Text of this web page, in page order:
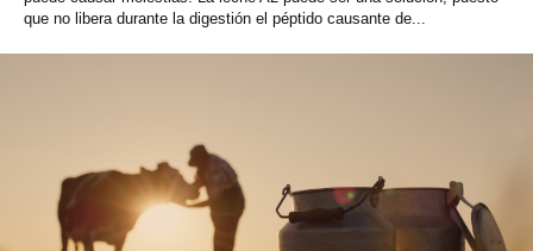
que no libera durante la digestión el péptido causante de...